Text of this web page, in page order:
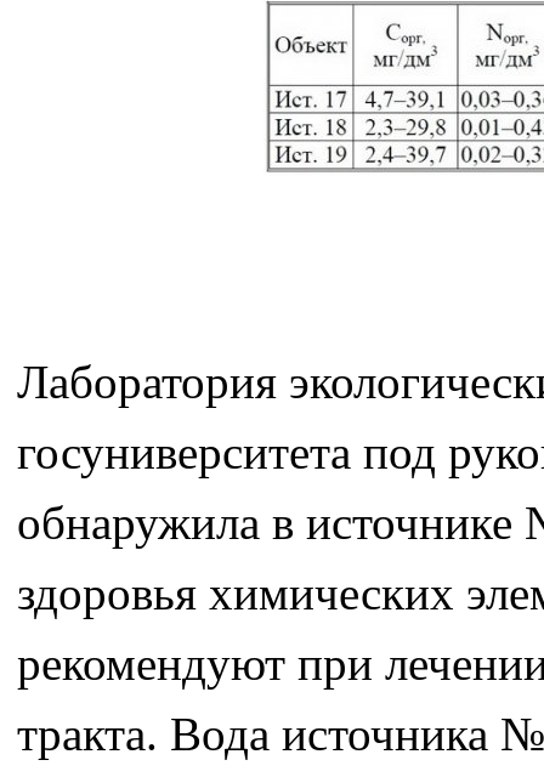
Лаборатория
госуниверситета под
обнаружила в
здоровья химических
рекомендуют при
тракта. Вода источника